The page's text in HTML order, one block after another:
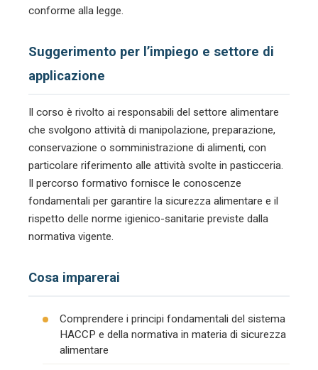
conforme alla legge.
Suggerimento per l’impiego e settore di
applicazione
Il corso è rivolto ai responsabili del settore alimentare
che svolgono attività di manipolazione, preparazione,
conservazione o somministrazione di alimenti, con
particolare riferimento alle attività svolte in pasticceria.
Il percorso formativo fornisce le conoscenze
fondamentali per garantire la sicurezza alimentare e il
rispetto delle norme igienico-sanitarie previste dalla
normativa vigente.
Cosa imparerai
Comprendere i principi fondamentali del sistema
HACCP e della normativa in materia di sicurezza
alimentare